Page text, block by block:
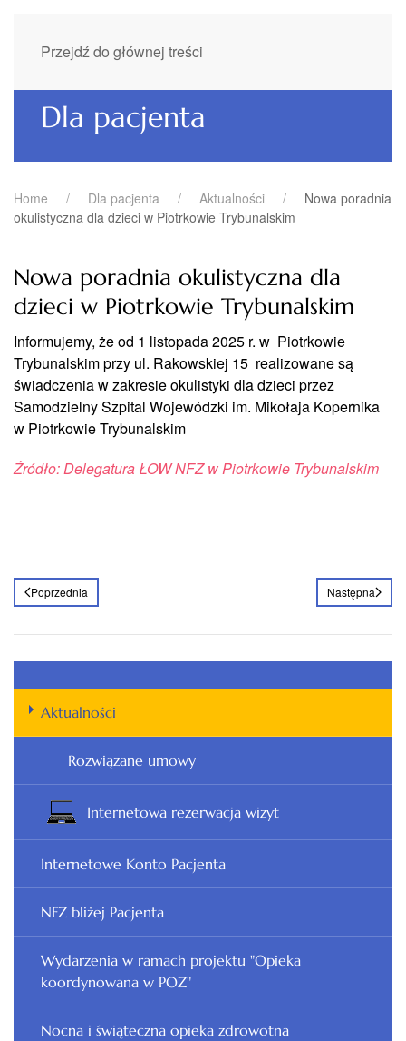
Przejdź do głównej treści
Dla pacjenta
Home Dla pacjenta Aktualności
Nowa poradnia
okulistyczna dla dzieci w Piotrkowie Trybunalskim
Nowa poradnia okulistyczna dla
dzieci w Piotrkowie Trybunalskim
Informujemy, że od 1 listopada 2025 r. w Piotrkowie
Trybunalskim przy ul. Rakowskiej 15 realizowane są
świadczenia w zakresie okulistyki dla dzieci przez
Samodzielny Szpital Wojewódzki im. Mikołaja Kopernika
w Piotrkowie Trybunalskim
Źródło: Delegatura ŁOW NFZ w Piotrkowie Trybunalskim
Poprzednia Następna
Aktualności
Rozwiązane umowy
Internetowa rezerwacja wizyt
Internetowe Konto Pacjenta
NFZ bliżej Pacjenta
Wydarzenia w ramach projektu "Opieka
koordynowana w POZ"
Nocna i świąteczna opieka zdrowotna